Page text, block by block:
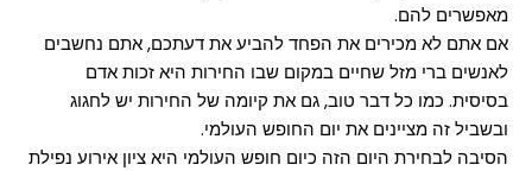
מאפשרים להם.
אם אתם לא מכירים את הפחד להביע את דעתכם, אתם נחשבים
לאנשים ברי מזל שחיים במקום שבו החירות היא זכות אדם
בסיסית. כמו כל דבר טוב, גם את קיומה של החירות יש לחגוג
ובשביל זה מציינים את יום החופש העולמי.
הסיבה לבחירת היום הזה כיום חופש העולמי היא ציון אירוע נפילת